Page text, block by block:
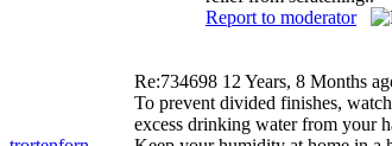
Report to moderator
Re:734698 12 Years, 8 Months
To prevent divided finishes,
excess drinking water from your